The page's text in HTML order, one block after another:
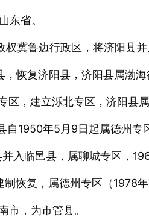
东省。
权冀鲁边行政区，将济阳县
，恢复济阳县，济阳县属渤
区，建立泺北专区，济阳县
自1950年5月9日起属德州
入临邑县，属聊城专区，
制恢复，属德州专区（1978
市，为市管县。